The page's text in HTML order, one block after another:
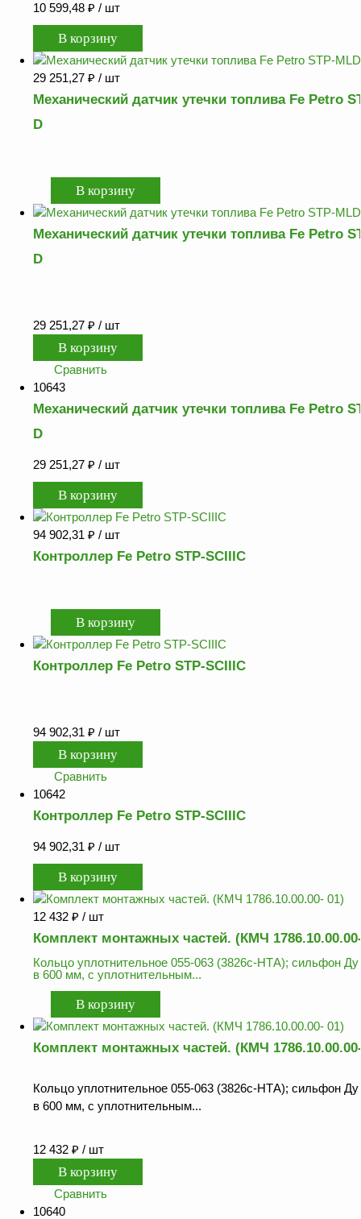
10 599,48 ₽ / шт
29 251,27 ₽ / шт
Механический датчик утечки топлива Fe Petro
D
Механический датчик утечки топлива Fe Petro
D
29 251,27 ₽ / шт
Сравнить
10643
Механический датчик утечки топлива Fe Petro
D
29 251,27 ₽ / шт
94 902,31 ₽ / шт
Контроллер Fe Petro STP-SCIIIC
Контроллер Fe Petro STP-SCIIIC
94 902,31 ₽ / шт
Сравнить
10642
Контроллер Fe Petro STP-SCIIIC
94 902,31 ₽ / шт
12 432 ₽ / шт
Комплект монтажных частей. (КМЧ
Кольцо уплотнительное 055-063 (3826с-НТА); сильфон
в 600 мм, с уплотнительным...
Комплект монтажных частей. (КМЧ
Кольцо уплотнительное 055-063 (3826с-НТА); сильфон
в 600 мм, с уплотнительным...
12 432 ₽ / шт
Сравнить
10640